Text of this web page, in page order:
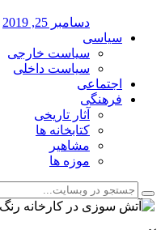
دسامبر 25, 2019
سیاسی
سیاست خارجی
سیاست داخلی
اجتماعی
فرهنگی
آثار تاریخی
کتابخانه ها
مشاهیر
موزه ها